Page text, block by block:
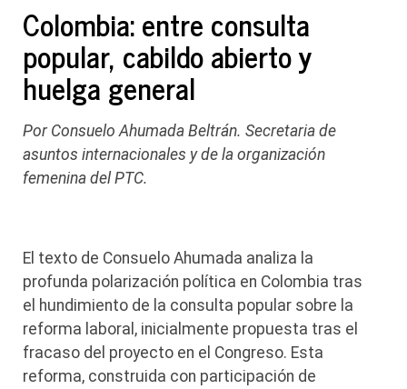
Colombia: entre consulta
popular, cabildo abierto y
huelga general
Por Consuelo Ahumada Beltrán. Secretaria de
asuntos internacionales y de la organización
femenina del PTC.
El texto de Consuelo Ahumada analiza la
profunda polarización política en Colombia tras
el hundimiento de la consulta popular sobre la
reforma laboral, inicialmente propuesta tras el
fracaso del proyecto en el Congreso. Esta
reforma, construida con participación de